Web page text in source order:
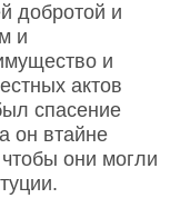
добротой и
и
и
актов
спасение
он втайне
они могли